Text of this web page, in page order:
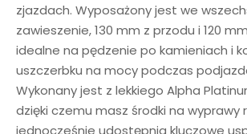
zjazdach. Wyposażony jest we
zawieszenie, 130 mm z przodu i 120
idealne na pędzenie po kamieniach i
uszczerbku na mocy podczas
Wykonany jest z lekkiego Alpha
dzięki czemu masz środki na wyprawy
jednocześnie udostępnia kluczowe